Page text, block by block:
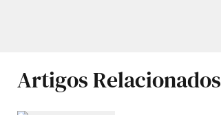
Artigos Relacionados